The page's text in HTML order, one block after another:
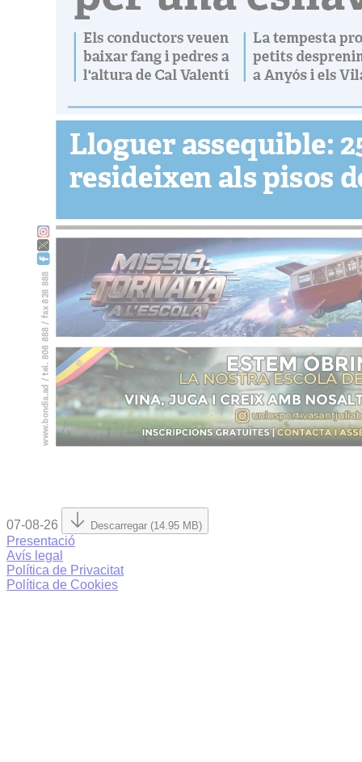
07-08-26 Descarregar (14.95 MB)
Presentació
Avís legal
Política de Privacitat
Política de Cookies